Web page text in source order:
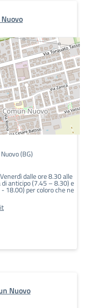
(BG)
dalle ore 8.30 alle
anticipo (7.45 – 8.30) e
18.00) per coloro che ne
Nuovo